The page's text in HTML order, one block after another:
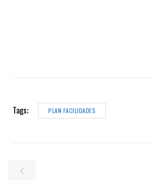
Tags: PLAN FACILIDADES